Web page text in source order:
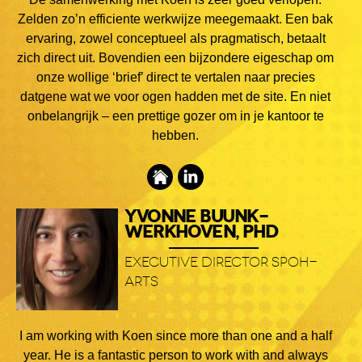
Zelden zo’n efficiente werkwijze meegemaakt. Een bak
ervaring, zowel conceptueel als pragmatisch, betaalt
zich direct uit. Bovendien een bijzondere eigeschap om
onze wollige ‘brief’ direct te vertalen naar precies
datgene wat we voor ogen hadden met de site. En niet
onbelangrijk – een prettige gozer om in je kantoor te
hebben.
YVONNE BUUNK-
WERKHOVEN, PHD
EXECUTIVE DIRECTOR SPOH-
ARTS
I am working with Koen since more than one and a half
year. He is a fantastic person to work with and always